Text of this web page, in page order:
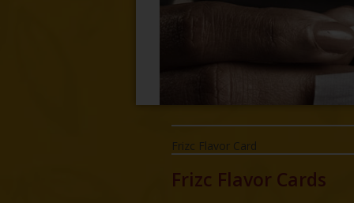
Frizc Flavor Card
Frizc Flavor Cards